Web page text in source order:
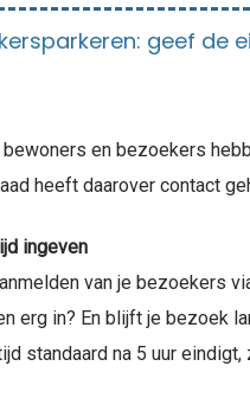
geef de
en bezoekers
heeft daarover contact
ingeven
van je bezoekers
erg in? En blijft je bezoek
standaard na 5 uur